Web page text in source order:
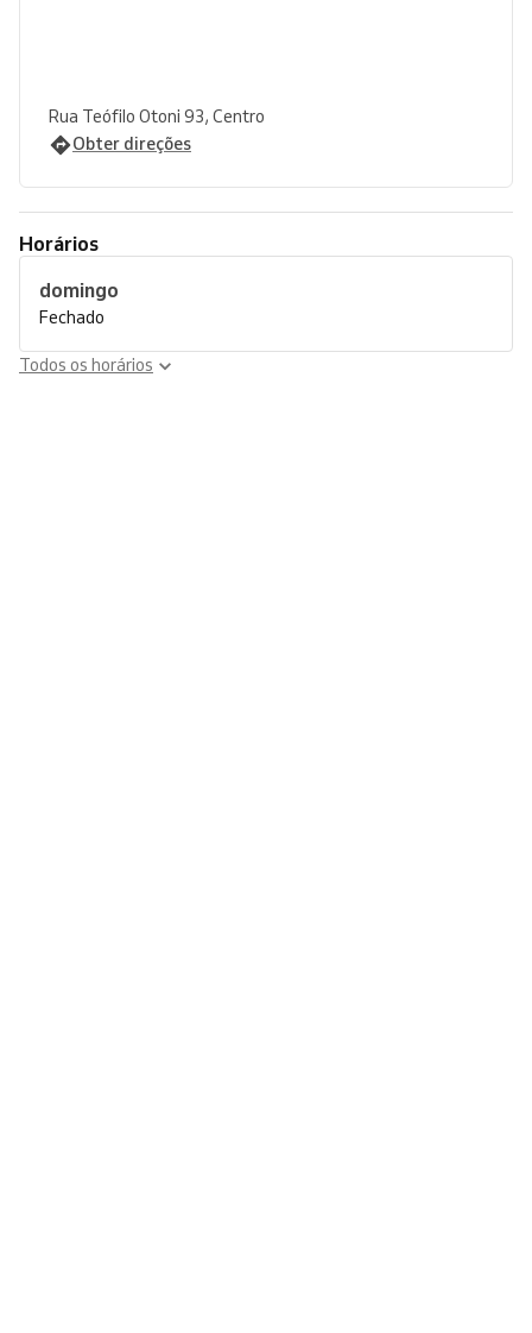
Rua Teófilo Otoni 93, Centro
Obter direções
Horários
domingo
Fechado
Todos os horários